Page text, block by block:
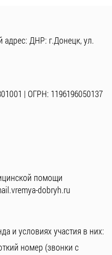
адрес: ДНР: г.Донецк, ул.
| ОГРН: 1196196050137
помощи
dobryh.ru
и условиях участия в них:
номер (звонки с